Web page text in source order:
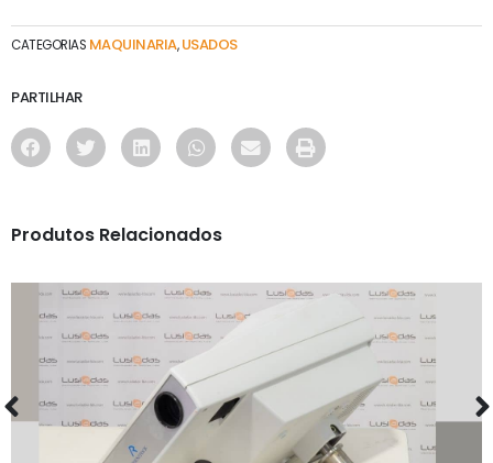
CATEGORIAS MAQUINARIA,USADOS
PARTILHAR
Produtos Relacionados
MAQUINARIA
PROJETOR RODENSTOCK